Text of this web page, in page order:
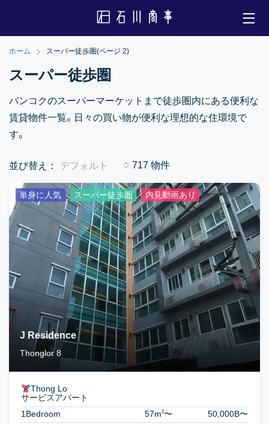
ホーム スーパー徒歩圏(ページ 2)
スーパー徒歩圏
バンコクのスーパーマーケットまで徒歩圏内にある便利な
賃貸物件一覧。日々の買い物が便利な理想的な住環境で
す。
717 物件
並び替え： デフォルト
単身に人気 スーパー徒歩圏 内見動画あり
J Residence
Thonglor 8
Thong Lo
サービスアパート
1Bedroom
57m2〜 50,000B〜